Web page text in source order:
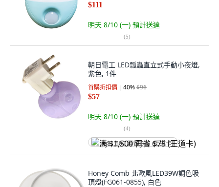
$111
明天 8/10 (一) 預計送達
(5)
朝日電工 LED瓢蟲直立式手動小夜燈,
紫色, 1件
首購折扣價 40%$96
$57
明天 8/10 (一) 預計送達
(4)
满 $1,500 再省 $75 (王道卡)
Honey Comb 北歐風LED39W調色吸
頂燈(FG061-0855), 白色